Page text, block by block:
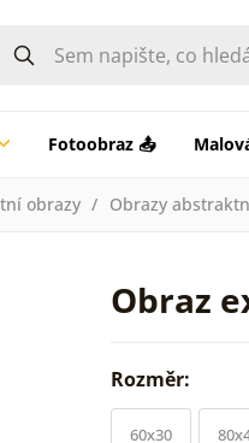
Fotoobraz 📤
obrazy Obrazy
Obraz
Rozměr:
60x30